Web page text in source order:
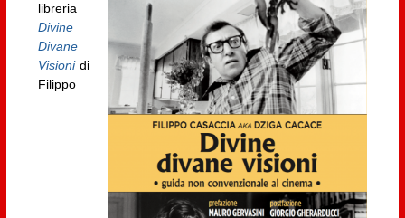
libreria
Divine
Divane
Visionidi
Filippo